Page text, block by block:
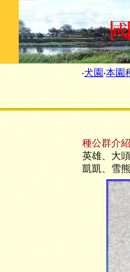
‧犬園 ‧本園
種公群介
英雄、大
凱凱、雪